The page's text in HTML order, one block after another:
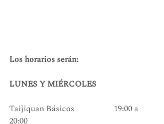
Los horarios serán:
LUNES Y MIÉRCOLES
Taijiquan Básicos		 19:00 a
20:00